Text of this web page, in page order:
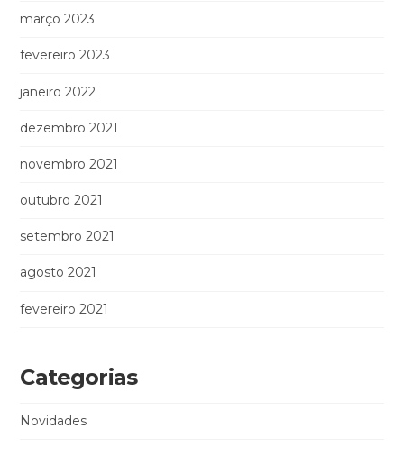
março 2023
fevereiro 2023
janeiro 2022
dezembro 2021
novembro 2021
outubro 2021
setembro 2021
agosto 2021
fevereiro 2021
Categorias
Novidades